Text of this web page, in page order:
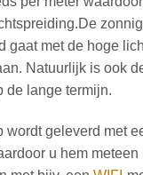
gaat met de hoge
Natuurlijk is ook
de lange termijn.
wordt geleverd met
u hem